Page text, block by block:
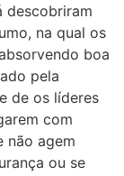
descobriram
na qual os
boa
pela
de os líderes
com
não agem
ou se